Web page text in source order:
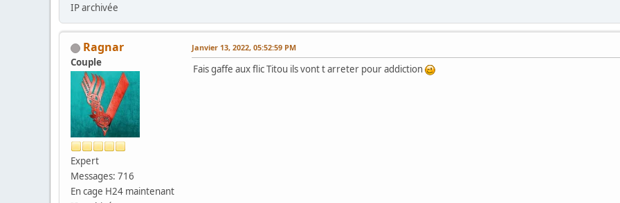
IP archivée
Ragnar
Couple
Expert
Messages: 716
En cage H24 maintenant
Janvier 13, 2022, 05:52:59 PM
Fais gaffe aux flic Titou ils vont t arreter pour addiction